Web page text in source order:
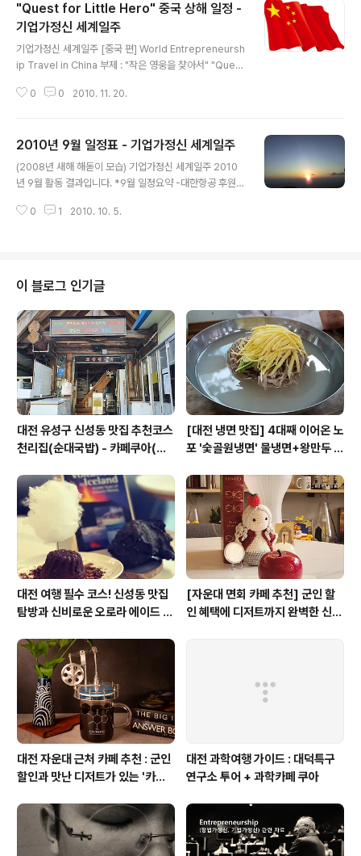
"Quest for Little Hero" 중국 상해 일정 -
기업가정신 세계일주
기업가정신 세계일주 [중국 편] World Entrepreneursh
ip Travel in China 부제 : "작은 영웅을 찾아서" "Quest
#68435 상해 일정 (2010. 11. 18 ~ 29) 2010년 11월
소 도착 Shanghai SOHO International Youth Hoste
l Tel: 021-58888817 Address: No.1307, South S
uzhou Road, Huangpu District, Shanghai Web: w
0 0 2010. 11. 20.
2010년 9월 일정표 - 기업가정신 세계일주
(2008년 새해 해돋이 모습) 기업가정신 세계일주 2010
년 9월 활동 결과입니다. *9월 일정요약 -대한항공 후원유
탁 대표이사 인터뷰 완료. -Start-up Digest 인터뷰 기사
-문국현(前 유한킴벌리 CEO) 대표 - 미니 인터뷰, 자문 요
청. -연합뉴스 인터뷰 기사보도. -G20서울국제컨퍼런스
참가. -KOWIN 한민족여성네트워크행사 참가.
0 1 2010. 10. 5.
이 블로그 인기글
대전 유성구 신성동 맛집 추천코스
천리집(순대국밥) - 카페쿠아(커
[대전 냉면 맛집] 4대째 이어온 노
포 '숯골원냉면' 물냉면+왕만두 조
대전 여행 필수 코스! 신성동 맛집
탐방과 신비로운 오로라 에이드 체
[자운대 면회 카페 추천] 군인 할
인 혜택에 디저트까지 완벽한 신성
대전 자운대 근처 카페 추천 : 군인
할인과 맛난 디저트가 있는 '카페
대전 과학여행 가이드 : 대덕특구
연구소 투어 + 과학카페 쿠아